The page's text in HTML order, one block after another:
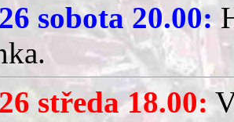
sobota 20.00:
středa 18.00: